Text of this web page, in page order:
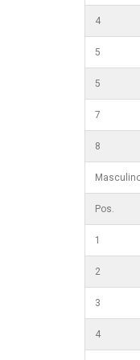
4
5
5
7
8
Pos.
1
2
3
4